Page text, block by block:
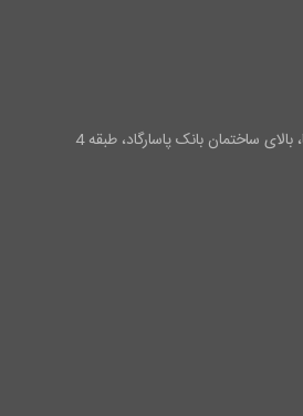
بالای ساختمان بانک پاسارگاد، طبقه 4